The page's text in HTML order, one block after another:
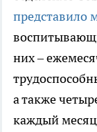
представило
них –
а также
каждый месяц